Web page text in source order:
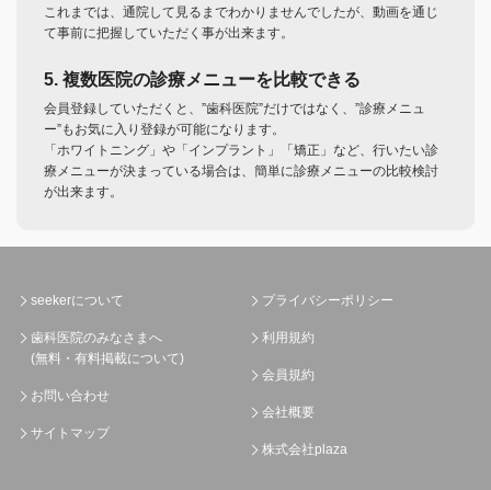
これまでは、通院して見るまでわかりませんでしたが、動画を通じ
て事前に把握していただく事が出来ます。
5. 複数医院の診療メニューを比較できる
会員登録していただくと、”歯科医院”だけではなく、”診療メニュ
ー”もお気に入り登録が可能になります。
「ホワイトニング」や「インプラント」「矯正」など、行いたい診
療メニューが決まっている場合は、簡単に診療メニューの比較検討
が出来ます。
seekerについて
歯科医院のみなさまへ
(無料・有料掲載について)
お問い合わせ
サイトマップ
プライバシーポリシー
利用規約
会員規約
会社概要
株式会社plaza